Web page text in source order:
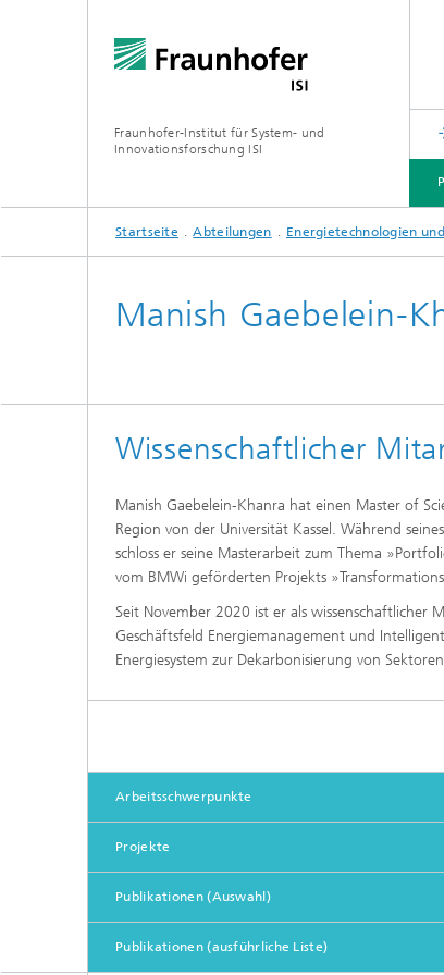
Fraunhofer-Institut für System- und
Innovationsforschung ISI
PROFIL
ABTEILUNGEN
THEMEN
JOINT INNOVATION HUB
Startseite Abteilungen Energietechnologien
Manish Gaebelein-
Wissenschaftlicher
Manish Gaebelein-Khanra hat einen Master of
Region von der Universität Kassel. Während
schloss er seine Masterarbeit zum Thema
vom BMWi geförderten Projekts
Seit November 2020 ist er als
Geschäftsfeld Energiemanagement und
Energiesystem zur Dekarbonisierung von
Arbeitsschwerpunkte
Projekte
Publikationen (Auswahl)
Publikationen (ausführliche Liste)